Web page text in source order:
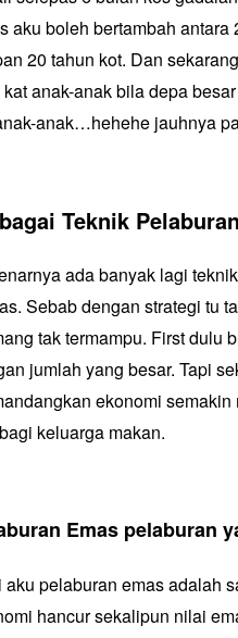
aku boleh bertambah
20 tahun kot. Dan
anak-anak bila depa
anak…hehehe jauhnya
Teknik
ada banyak lagi
Sebab dengan strategi tu
tak termampu. First dulu
jumlah yang besar. Tapi
ekonomi
keluarga makan.
Emas pelaburan
aku pelaburan emas adalah
hancur sekalipun nilai